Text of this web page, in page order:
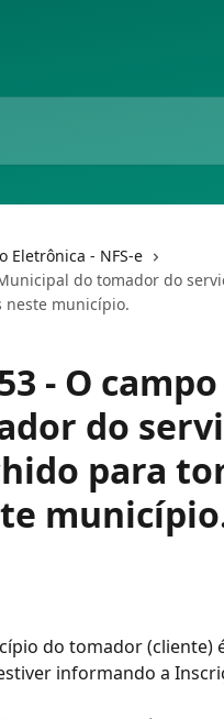
Eletrônica - NFS-e
do tomador do
neste município.
- O
do
para
do tomador (cliente)
informando a